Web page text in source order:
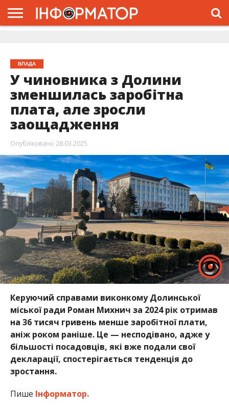
ВЛАДА
У чиновника з Долини
зменшилась заробітна
плата, але зросли
заощадження
Опубліковано 28.03.2025
Керуючий справами виконкому Долинської
міської ради Роман Михнич за 2024 рік отримав
на 36 тисяч гривень менше заробітної плати,
аніж роком раніше. Це — несподівано, адже у
більшості посадовців, які вже подали свої
декларації, спостерігається тенденція до
зростання.
Пише Інформатор.